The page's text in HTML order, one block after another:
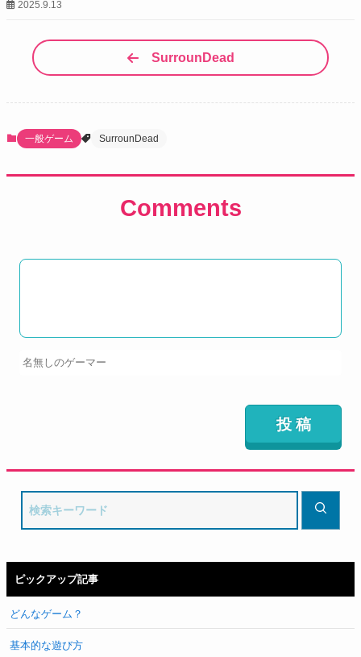
2025.9.13
SurrounDead
一般ゲーム SurrounDead
Comments
ピックアップ記事
どんなゲーム？
基本的な遊び方